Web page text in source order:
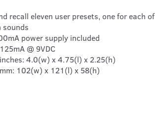
recall eleven user presets, one for each of
sounds
power supply included
@ 9VDC
4.0(w) x 4.75(l) x 2.25(h)
102(w) x 121(l) x 58(h)